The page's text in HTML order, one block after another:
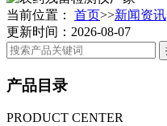
当前位置： 首页>>新闻资讯
更新时间：2026-08-07
产品目录
PRODUCT CENTER